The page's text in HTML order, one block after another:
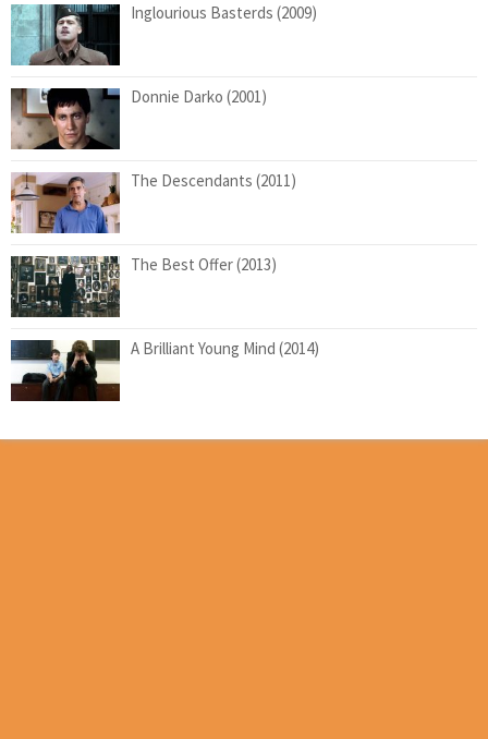
Inglourious Basterds (2009)
Donnie Darko (2001)
The Descendants (2011)
The Best Offer (2013)
A Brilliant Young Mind (2014)